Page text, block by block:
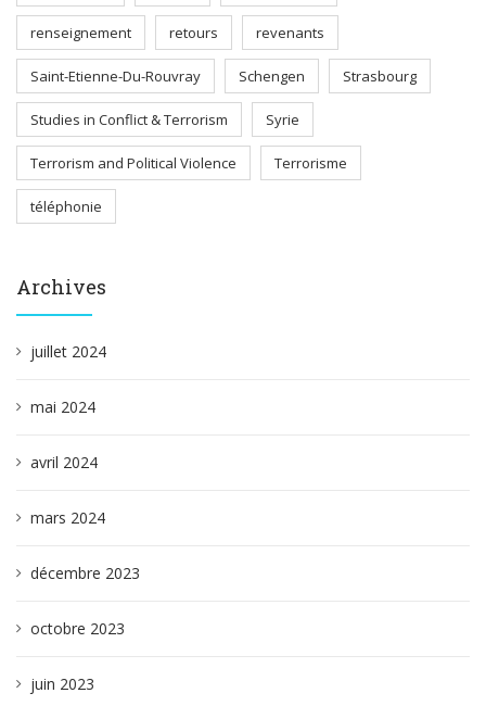
renseignement retours revenants
Saint-Etienne-Du-Rouvray Schengen Strasbourg
Studies in Conflict & Terrorism Syrie
Terrorism and Political Violence Terrorisme
téléphonie
Archives
juillet 2024
mai 2024
avril 2024
mars 2024
décembre 2023
octobre 2023
juin 2023